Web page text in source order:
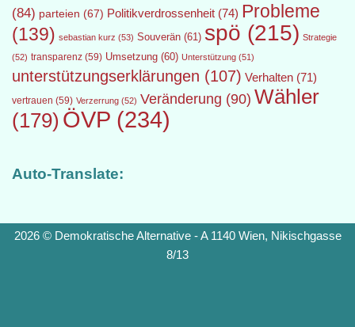
(84) parteien (67) Politikverdrossenheit (74) Probleme
(139) sebastian kurz (53) Souverän (61) spö (215) Strategie
(52) transparenz (59) Umsetzung (60) Unterstützung (51)
unterstützungserklärungen (107) Verhalten (71)
vertrauen (59) Verzerrung (52) Veränderung (90) Wähler
(179) ÖVP (234)
Auto-Translate:
2026 © Demokratische Alternative - A 1140 Wien, Nikischgasse
8/13